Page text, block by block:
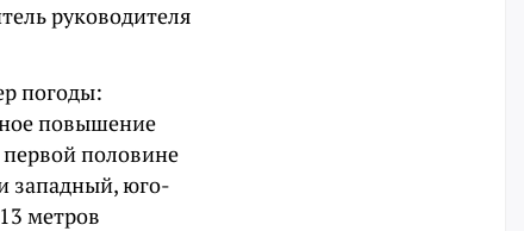
руководителя
погоды:
повышение
половине
западный, юго-
метров